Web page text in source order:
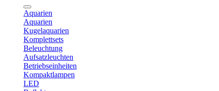
Aquarien
Aquarien
Kugelaquarien
Komplettsets
Beleuchtung
Aufsatzleuchten
Betriebseinheiten
Kompaktlampen
LED